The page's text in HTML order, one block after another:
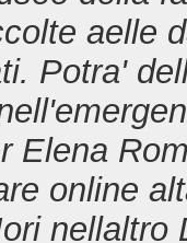
aelle
Potra'
Elena
online